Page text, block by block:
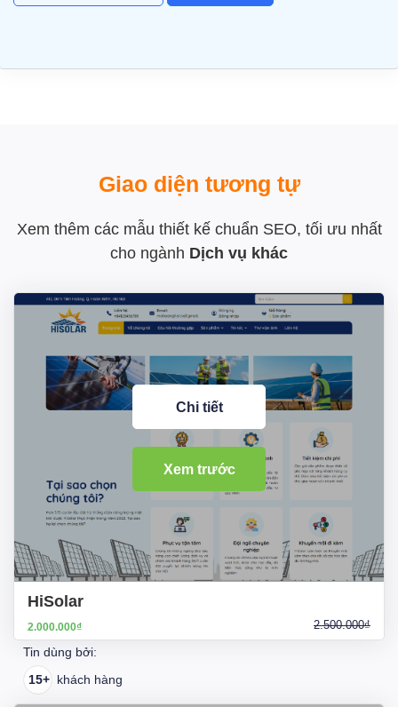
Giao diện tương tự
Xem thêm các mẫu thiết kế chuẩn SEO, tối ưu nhất
cho ngành Dịch vụ khác
HiSolar
2.000.000₫ 2.500.000₫
Tin dùng bởi:
15+ khách hàng
Chi tiết
Xem trước